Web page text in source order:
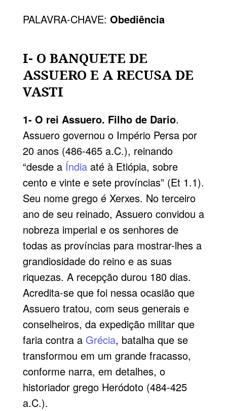
PALAVRA-CHAVE: Obediência
I- O BANQUETE DE
ASSUERO E A RECUSA DE
VASTI
1- O rei Assuero. Filho de Dario.
Assuero governou o Império Persa por
20 anos (486-465 a.C.), reinando
“desde a Índiaaté à Etiópia, sobre
cento e vinte e sete províncias” (Et 1.1).
Seu nome grego é Xerxes. No terceiro
ano de seu reinado, Assuero convidou a
nobreza imperial e os senhores de
todas as províncias para mostrar-lhes a
grandiosidade do reino e as suas
riquezas. A recepção durou 180 dias.
Acredita-se que foi nessa ocasião que
Assuero tratou, com seus generais e
conselheiros, da expedição militar que
faria contra a Grécia, batalha que se
transformou em um grande fracasso,
conforme narra, em detalhes, o
historiador grego Heródoto (484-425
a.C.).